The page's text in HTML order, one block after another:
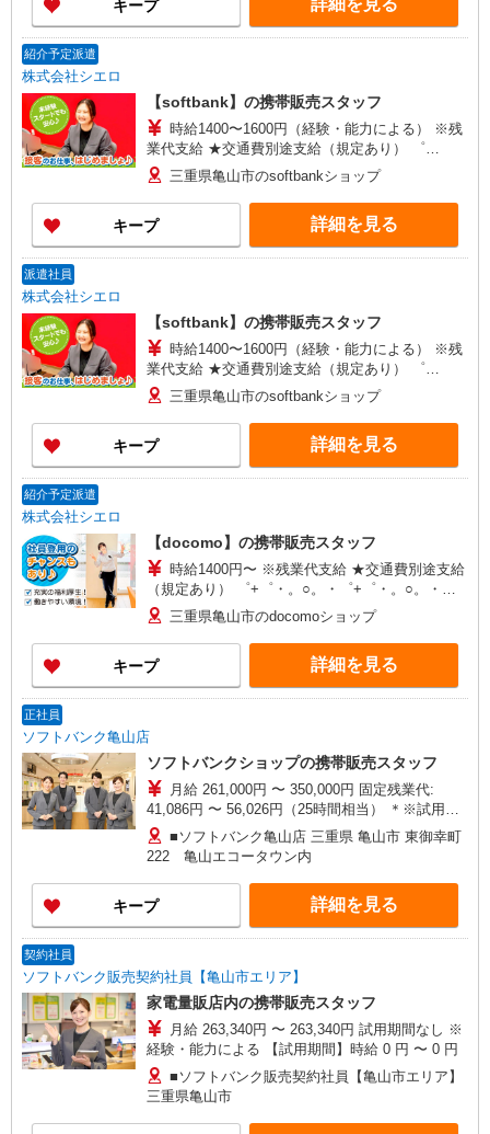
有）★ ゜・。○。・゜+゜・。○。・゜+゜
キープ 詳細を見る
紹介予定派遣
株式会社シエロ
【softbank】の携帯販売スタッフ
時給1400〜1600円（経験・能力による） ※残
業代支給 ★交通費別途支給（規定あり） ゜
+゜・。○。・゜+゜・。○。・゜+゜ 入社祝い金10
万円支給(規定有) お友達を紹介頂くと, インセンテ
ィブ支給(規定有) ★月2回払い・週払い可能（規程
有）★ ゜・。○。・゜+゜・。○。・゜+゜
三重県亀山市のsoftbankショップ
キープ 詳細を見る
派遣社員
株式会社シエロ
【softbank】の携帯販売スタッフ
時給1400〜1600円（経験・能力による） ※残
業代支給 ★交通費別途支給（規定あり） ゜
+゜・。○。・゜+゜・。○。・゜+゜ 入社祝い金10
万円支給(規定有) お友達を紹介頂くと, インセンテ
ィブ支給(規定有) ★月2回払い・週払い可能（規程
有）★ ゜・。○。・゜+゜・。○。・゜+゜
三重県亀山市のsoftbankショップ
キープ 詳細を見る
紹介予定派遣
株式会社シエロ
【docomo】の携帯販売スタッフ
時給1400円〜 ※残業代支給 ★交通費別途支給
（規定あり） ゜+゜・。○。・゜+゜・。○。・゜
+゜ 入社祝い金10万円支給(規定有) お友達を紹介
頂くと, インセンティブ支給(規定有) ★月2回払
い・週払い可能（規程有）★ ゜・。○。・゜
+゜・。○。・゜+゜
三重県亀山市のdocomoショップ
キープ 詳細を見る
正社員
ソフトバンク亀山店
ソフトバンクショップの携帯販売スタッフ
月給 261,000円 〜 350,000円 固定残業代:
41,086円 〜 56,026円（25時間相当） ＊※試用期
間中については37,351円を支給 ※時間外手当は
時間外労働の有無にかかわらず、固定残業代とし
て支給し、相当時間を超える時間外労働分は法定
どおり追加で支給します。 試用期間あり 2ヶ月 ※
経験・能力による 【試用期間】月給 237351 円 〜
237351 円
■ソフトバンク亀山店 三重県 亀山市 東御幸町
222 亀山エコータウン内
キープ 詳細を見る
契約社員
ソフトバンク販売契約社員【亀山市エリア】
家電量販店内の携帯販売スタッフ
月給 263,340円 〜 263,340円 試用期間なし ※
経験・能力による 【試用期間】時給 0 円 〜 0 円
■ソフトバンク販売契約社員【亀山市エリア】
三重県亀山市